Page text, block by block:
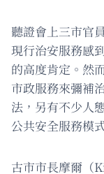
聽證會上三市官
現行治安服務感
的高度肯定。然
市政服務來彌補
法，另有不少人
公共安全服務模
古市市長摩爾（